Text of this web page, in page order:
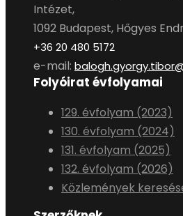
Intézet,
1092 Budapest, Hőgyes
+36 20 480 5172
e-mail:
Folyóirat évfolyamai
129. évfolyam (2023)
130. évfolyam (2024)
131. évfolyam (2025)
132. évfolyam (2026)
Közlemények